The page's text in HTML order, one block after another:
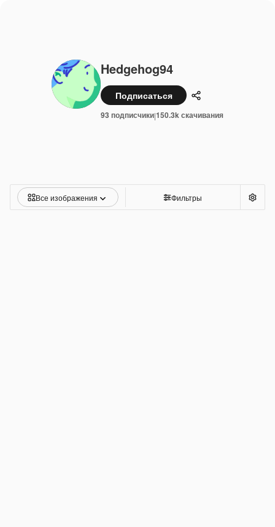
Hedgehog94
Подписаться Поделиться
93 подписчики|150.3k скачивания
Все изображения Фильтры